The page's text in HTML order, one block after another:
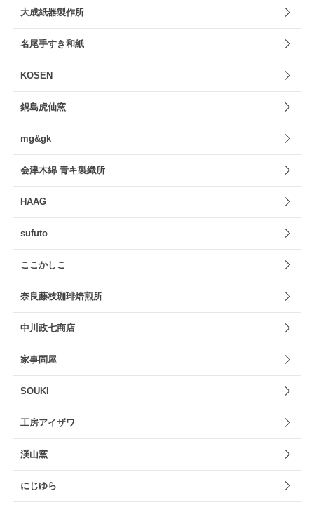
大成紙器製作所
名尾手すき和紙
KOSEN
鍋島虎仙窯
mg&gk
会津木綿 青キ製織所
HAAG
sufuto
ここかしこ
奈良藤枝珈琲焙煎所
中川政七商店
家事問屋
SOUKI
工房アイザワ
渓山窯
にじゆら